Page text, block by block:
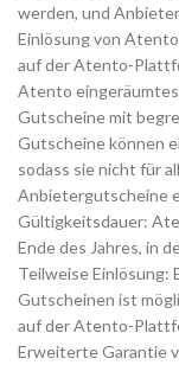
werden, und
Einlösung von
auf der Atento-
Atento eingeräumtes
Gutscheine mit
Gutscheine können
sodass sie nicht für
Anbietergutscheine
Gültigkeitsdauer:
Ende des Jahres, in
Teilweise Einlösung:
Gutscheinen ist
auf der Atento-
Erweiterte Garantie